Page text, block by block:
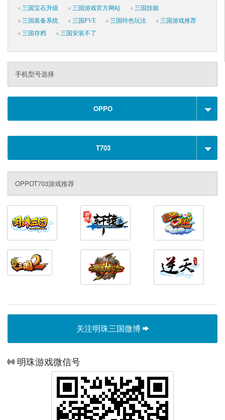
三国宝石升级
三国游戏官方网站
三国技能
三国装备系统
三国PVE 三国特色玩法
三国游戏推荐
三国存档
三国安装不了
手机型号选择
OPPO
T703
OPPOT703游戏推荐
关注明珠三国微博
明珠游戏微信号